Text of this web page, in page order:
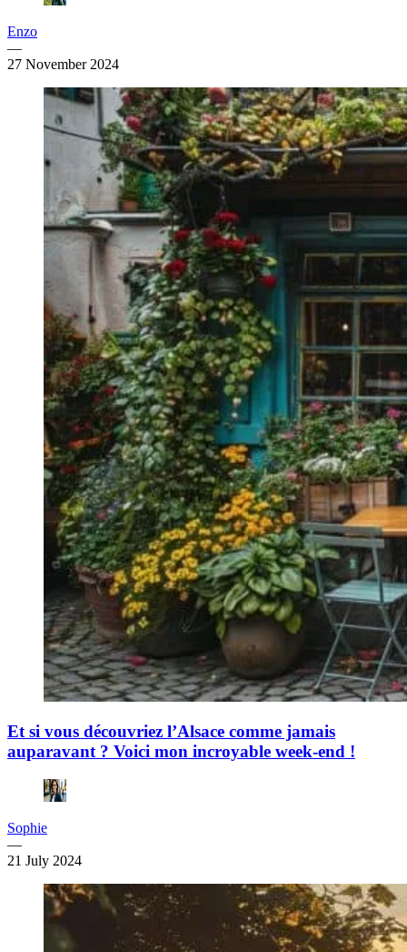
Enzo
—
27 November 2024
Et si vous découvriez l’Alsace comme jamais
auparavant ? Voici mon incroyable week-end !
Sophie
—
21 July 2024